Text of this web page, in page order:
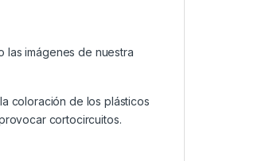
las imágenes de nuestra
coloración de los plásticos
cortocircuitos.